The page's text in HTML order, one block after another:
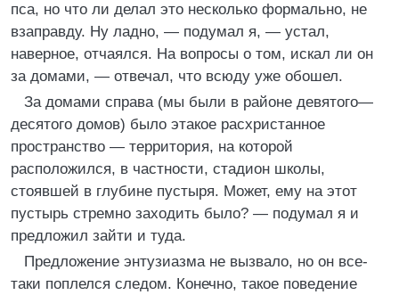
пса, но что ли делал это несколько формально, не
взаправду. Ну ладно, — подумал я, — устал,
наверное, отчаялся. На вопросы о том, искал ли он
за домами, — отвечал, что всюду уже обошел.
За домами справа (мы были в районе девятого—
десятого домов) было этакое расхристанное
пространство — территория, на которой
расположился, в частности, стадион школы,
стоявшей в глубине пустыря. Может, ему на этот
пустырь стремно заходить было? — подумал я и
предложил зайти и туда.
Предложение энтузиазма не вызвало, но он все-
таки поплелся следом. Конечно, такое поведение